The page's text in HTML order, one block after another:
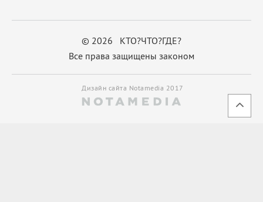
© 2026 КТО?ЧТО?ГДЕ?
Все права защищены законом
Дизайн сайта Notamedia 2017